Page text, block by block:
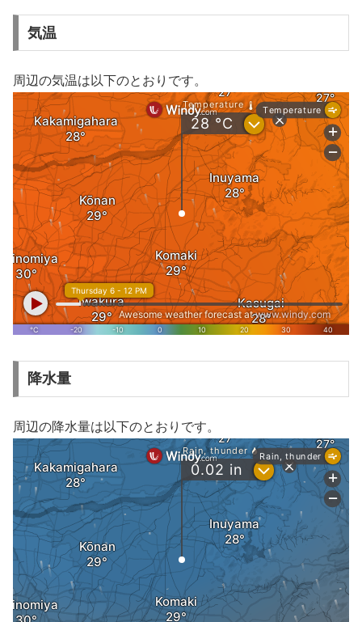
気温
周辺の気温は以下のとおりです。
降水量
周辺の降水量は以下のとおりです。